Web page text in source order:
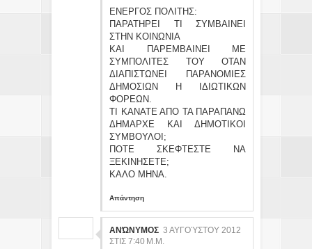
ΕΝΕΡΓΟΣ ΠΟΛΙΤΗΣ:
ΠΑΡΑΤΗΡΕΙ ΤΙ ΣΥΜΒΑΙΝΕΙ
ΣΤΗΝ ΚΟΙΝΩΝΙΑ
ΚΑΙ ΠΑΡΕΜΒΑΙΝΕΙ ΜΕ
ΣΥΜΠΟΛΙΤΕΣ ΤΟΥ ΟΤΑΝ
ΔΙΑΠΙΣΤΩΝΕΙ ΠΑΡΑΝΟΜΙΕΣ
ΔΗΜΟΣΙΩΝ Η ΙΔΙΩΤΙΚΩΝ
ΦΟΡΕΩΝ.
ΤΙ ΚΑΝΑΤΕ ΑΠΟ ΤΑ ΠΑΡΑΠΑΝΩ
ΔΗΜΑΡΧΕ ΚΑΙ ΔΗΜΟΤΙΚΟΙ
ΣΥΜΒΟΥΛΟΙ;
ΠΟΤΕ ΣΚΕΦΤΕΣΤΕ ΝΑ
ΞΕΚΙΝΗΣΕΤΕ;
ΚΑΛΟ ΜΗΝΑ.
Απάντηση
ΑΝΏΝΥΜΟΣ 3 ΑΥΓΟΎΣΤΟΥ 2012
ΣΤΙΣ 7:40 Μ.Μ.